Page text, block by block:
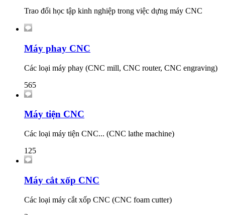
Trao đổi học tập kinh nghiệp trong việc dựng máy CNC
Máy phay CNC
Các loại máy phay (CNC mill, CNC router, CNC engraving)
565
Máy tiện CNC
Các loại máy tiện CNC... (CNC lathe machine)
125
Máy cắt xốp CNC
Các loại máy cắt xốp CNC (CNC foam cutter)